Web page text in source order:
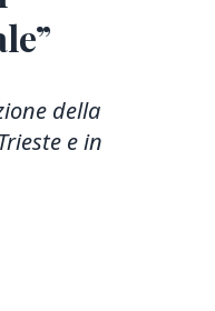
della
e in